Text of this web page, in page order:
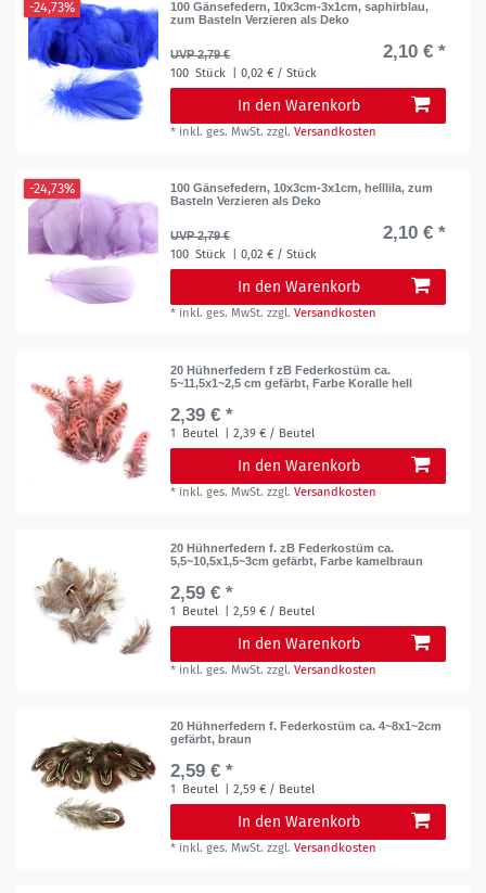
-24,73%
100 Gänsefedern, 10x3cm-3x1cm, saphirblau,
zum Basteln Verzieren als Deko
UVP 2,79 € 2,10 € *
100 Stück | 0,02 € / Stück
In den Warenkorb
* inkl. ges. MwSt. zzgl.Versandkosten
-24,73%
100 Gänsefedern, 10x3cm-3x1cm, helllila, zum
Basteln Verzieren als Deko
UVP 2,79 € 2,10 € *
100 Stück | 0,02 € / Stück
In den Warenkorb
* inkl. ges. MwSt. zzgl.Versandkosten
20 Hühnerfedern f zB Federkostüm ca.
5~11,5x1~2,5 cm gefärbt, Farbe Koralle hell
2,39 € *
1 Beutel | 2,39 € / Beutel
In den Warenkorb
* inkl. ges. MwSt. zzgl.Versandkosten
20 Hühnerfedern f. zB Federkostüm ca.
5,5~10,5x1,5~3cm gefärbt, Farbe kamelbraun
2,59 € *
1 Beutel | 2,59 € / Beutel
In den Warenkorb
* inkl. ges. MwSt. zzgl.Versandkosten
20 Hühnerfedern f. Federkostüm ca. 4~8x1~2cm
gefärbt, braun
2,59 € *
1 Beutel | 2,59 € / Beutel
In den Warenkorb
* inkl. ges. MwSt. zzgl.Versandkosten